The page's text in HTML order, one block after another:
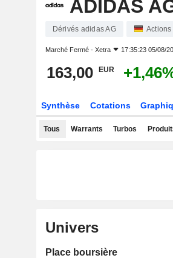
ADIDAS
Dérivés adidas AG Actions
Marché Fermé - Xetra 17:35:23 05/08/
163,00 EUR
Synthèse Cotations
Tous Warrants Turbos
Univers
Place boursière